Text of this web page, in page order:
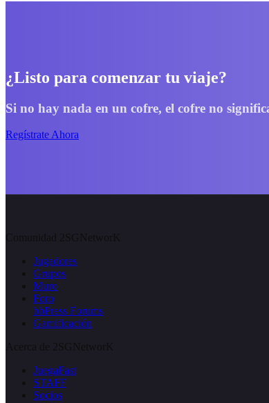
¿Listo para comenzar tu viaje?
Si no hay nada en un cofre, el cofre no
Regístrate Ahora
Jugadores
Grupos
Muro
Foro
bbPress Forums
Gamificación
JuegaFast
STAFF
Socios